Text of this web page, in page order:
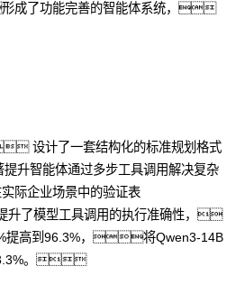
成了功能完善的智能体系统，
设计了一套结构化的标准规划格式
升智能体通过多步工具调用解决复杂
际企业场景中的验证表
了模型工具调用的执行准确性，
提高到96.3%，将Qwen3-14B
。